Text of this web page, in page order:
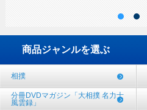
商品ジャンルを選ぶ
相撲
分冊DVDマガジン「大相撲 名力士
風雲録」